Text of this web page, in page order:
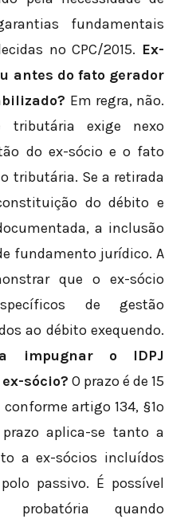
fundamentais
no CPC/2015. Ex-
antes do fato gerador
Em regra, não.
tributária exige nexo
do ex-sócio e o fato
tributária. Se a retirada
do débito e
a inclusão
fundamento jurídico. A
que o ex-sócio
de gestão
ao débito exequendo.
impugnar o IDPJ
sócio? O prazo é de 15
artigo 134, §1º
prazo aplica-se tanto a
a ex-sócios incluídos
passivo. É possível
probatória quando